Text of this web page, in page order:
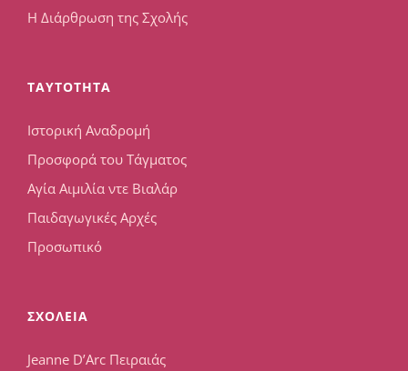
Η Διάρθρωση της Σχολής
TAYTOTHTA
Ιστορική Αναδρομή
Προσφορά του Τάγματος
Αγία Αιμιλία ντε Βιαλάρ
Παιδαγωγικές Αρχές
Προσωπικό
ΣΧΟΛΕΙΑ
Jeanne D’Arc Πειραιάς